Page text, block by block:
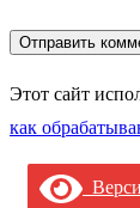
Этот сайт
как